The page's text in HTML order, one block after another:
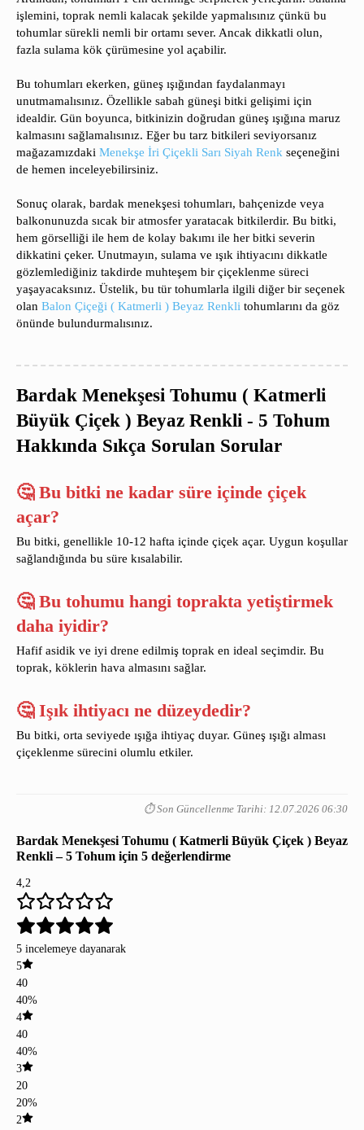
işlemini, toprak nemli kalacak şekilde yapmalısınız çünkü bu
tohumlar sürekli nemli bir ortamı sever. Ancak dikkatli olun,
fazla sulama kök çürümesine yol açabilir.
Bu tohumları ekerken, güneş ışığından faydalanmayı
unutmamalısınız. Özellikle sabah güneşi bitki gelişimi için
idealdir. Gün boyunca, bitkinizin doğrudan güneş ışığına maruz
kalmasını sağlamalısınız. Eğer bu tarz bitkileri seviyorsanız
mağazamızdaki Menekşe İri Çiçekli Sarı Siyah Renk seçeneğini
de hemen inceleyebilirsiniz.
Sonuç olarak, bardak menekşesi tohumları, bahçenizde veya
balkonunuzda sıcak bir atmosfer yaratacak bitkilerdir. Bu bitki,
hem görselliği ile hem de kolay bakımı ile her bitki severin
dikkatini çeker. Unutmayın, sulama ve ışık ihtiyacını dikkatle
gözlemlediğiniz takdirde muhteşem bir çiçeklenme süreci
yaşayacaksınız. Üstelik, bu tür tohumlarla ilgili diğer bir seçenek
olan Balon Çiçeği ( Katmerli ) Beyaz Renkli tohumlarını da göz
önünde bulundurmalısınız.
Bardak Menekşesi Tohumu ( Katmerli
Büyük Çiçek ) Beyaz Renkli - 5 Tohum
Hakkında Sıkça Sorulan Sorular
🤔 Bu bitki ne kadar süre içinde çiçek
açar?
Bu bitki, genellikle 10-12 hafta içinde çiçek açar. Uygun koşullar
sağlandığında bu süre kısalabilir.
🤔 Bu tohumu hangi toprakta yetiştirmek
daha iyidir?
Hafif asidik ve iyi drene edilmiş toprak en ideal seçimdir. Bu
toprak, köklerin hava almasını sağlar.
🤔 Işık ihtiyacı ne düzeydedir?
Bu bitki, orta seviyede ışığa ihtiyaç duyar. Güneş ışığı alması
çiçeklenme sürecini olumlu etkiler.
⏱️ Son Güncellenme Tarihi: 12.07.2026 06:30
Bardak Menekşesi Tohumu ( Katmerli Büyük Çiçek ) Beyaz
Renkli – 5 Tohum için 5 değerlendirme
4,2
5 incelemeye dayanarak
5
40
40%
4
40
40%
3
20
20%
2